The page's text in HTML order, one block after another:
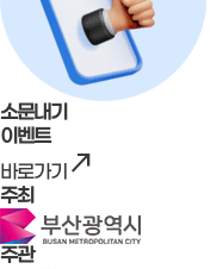
소문내기
이벤트
바로가기 north_east
주최
주관